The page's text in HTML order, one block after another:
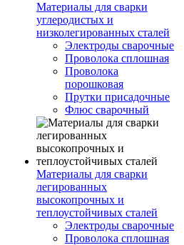
Материалы для сварки
углеродистых и
низколегированных сталей
Электроды сварочные
Проволока сплошная
Проволока
порошковая
Прутки присадочные
Флюс сварочный
Материалы для сварки
легированных
высокопрочных и
теплоустойчивых сталей
Электроды сварочные
Проволока сплошная